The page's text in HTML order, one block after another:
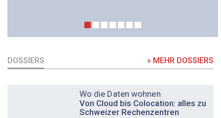
DOSSIERS » MEHR DOSSIERS
Wo die Daten wohnen
Von Cloud bis Colocation: alles zu
Schweizer Rechenzentren